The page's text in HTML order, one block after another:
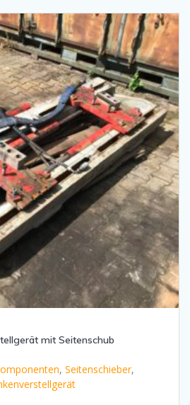
mit Seitenschub
, Seitenschieber,